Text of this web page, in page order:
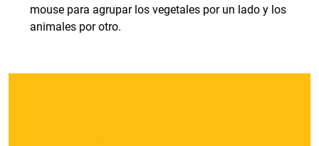
mouse para agrupar los vegetales por un lado y los
animales por otro.